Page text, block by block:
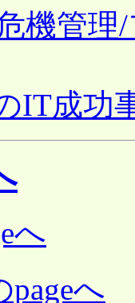
機管理
IT成功
へ
へ